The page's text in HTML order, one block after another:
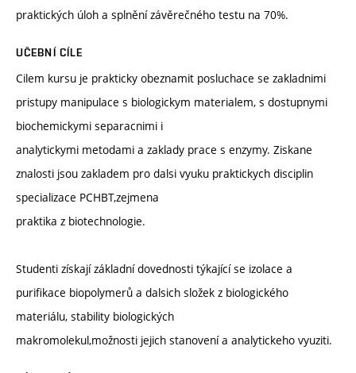
praktických úloh a splnění závěrečného testu na 70%.
UČEBNÍ CÍLE
Cilem kursu je prakticky obeznamit posluchace se zakladnimi
pristupy manipulace s biologickym materialem, s dostupnymi
biochemickymi separacnimi i
analytickymi metodami a zaklady prace s enzymy. Ziskane
znalosti jsou zakladem pro dalsi vyuku praktickych disciplin
specializace PCHBT,zejmena
praktika z biotechnologie.
Studenti získají základní dovednosti týkající se izolace a
purifikace biopolymerů a dalsich složek z biologického
materiálu, stability biologických
makromolekul,možnosti jejich stanovení a analytickeho vyuziti.